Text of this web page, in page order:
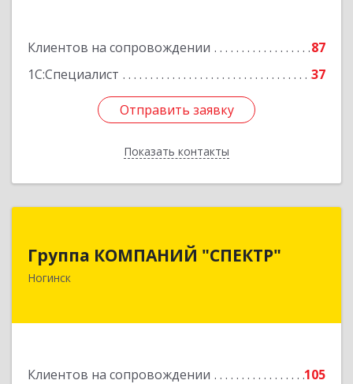
Клиентов на сопровождении
87
1С:Специалист
37
Отправить заявку
Показать контакты
Отправить заявку
Назад
Группа КОМПАНИЙ "СПЕКТР"
Ногинск
Клиентов на сопровождении
105
Ногинск г, Рогожская ул, дом № 89, оф.210
Подробнее